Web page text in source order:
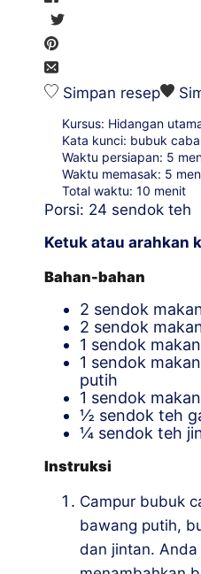
Simpan resep
Kursus: Hidangan
Kata kunci: bubuk
Waktu persiapan: 5
Waktu memasak: 5
Total waktu: 10 menit
menit
Porsi: 24 sendok teh
Ketuk atau arahkan
Bahan-bahan
2 sendok
2 sendok
1 sendok makan
1 sendok makan
putih
1 sendok makan
½ sendok teh
¼ sendok teh
Instruksi
Campur bubuk
bawang putih,
dan jintan.